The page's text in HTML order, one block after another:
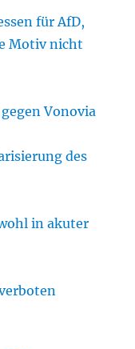
für AfD,
Motiv nicht
Vonovia
des
in akuter